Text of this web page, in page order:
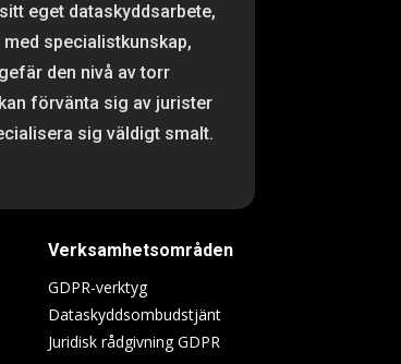
eget dataskyddsarbete,
specialistkunskap,
den nivå av torr
förvänta sig av jurister
sig väldigt smalt.
Verksamhetsområden
GDPR-verktyg
Dataskyddsombudstjänt
Juridisk rådgivning GDPR